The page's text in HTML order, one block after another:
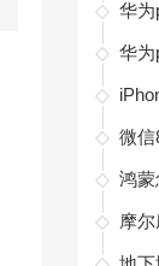
华为
华为
微信